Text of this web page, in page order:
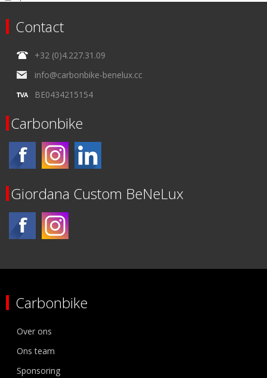
Contact
+32 (0)4.227.31.09
info@carbonbike-benelux.cc
BE0434215154
Carbonbike
Giordana Custom BeNeLux
Carbonbike
Over ons
Ons team
Sponsoring